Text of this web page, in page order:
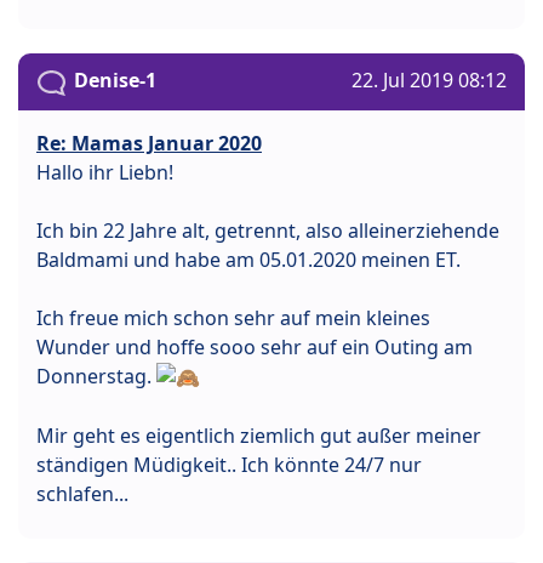
Denise-1 22. Jul 2019 08:12
Re: Mamas Januar 2020
Hallo ihr Liebn!
Ich bin 22 Jahre alt, getrennt, also alleinerziehende
Baldmami und habe am 05.01.2020 meinen ET.
Ich freue mich schon sehr auf mein kleines
Wunder und hoffe sooo sehr auf ein Outing am
Donnerstag.
Mir geht es eigentlich ziemlich gut außer meiner
ständigen Müdigkeit.. Ich könnte 24/7 nur
schlafen...